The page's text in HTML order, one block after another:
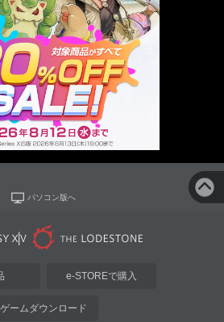
パソコン版へ
e-STOREで購入
ゲームダウンロード